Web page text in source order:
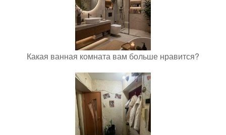
Какая ванная комната вам больше нравится?